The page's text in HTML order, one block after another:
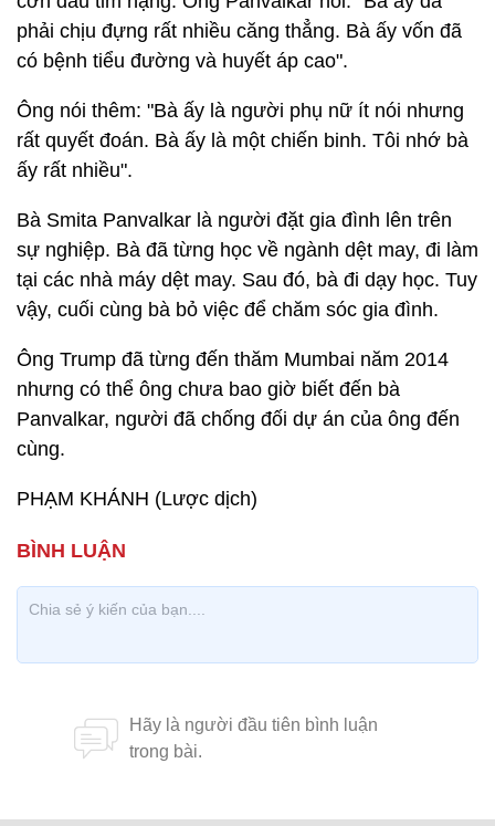
phải chịu đựng rất nhiều căng thẳng. Bà ấy vốn đã
có bệnh tiểu đường và huyết áp cao".
Ông nói thêm: "Bà ấy là người phụ nữ ít nói nhưng
rất quyết đoán. Bà ấy là một chiến binh. Tôi nhớ bà
ấy rất nhiều".
Bà Smita Panvalkar là người đặt gia đình lên trên
sự nghiệp. Bà đã từng học về ngành dệt may, đi làm
tại các nhà máy dệt may. Sau đó, bà đi dạy học. Tuy
vậy, cuối cùng bà bỏ việc để chăm sóc gia đình.
Ông Trump đã từng đến thăm Mumbai năm 2014
nhưng có thể ông chưa bao giờ biết đến bà
Panvalkar, người đã chống đối dự án của ông đến
cùng.
PHẠM KHÁNH (Lược dịch)